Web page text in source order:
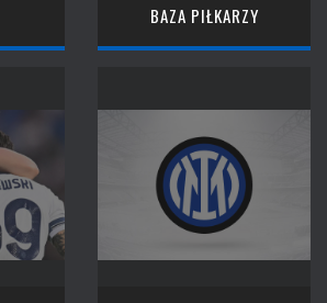
BAZA PIŁKARZY